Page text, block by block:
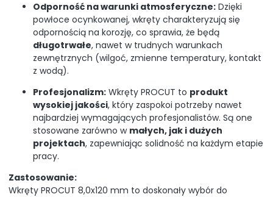
Odporność na warunki atmosferyczne: Dzięki
powłoce ocynkowanej, wkręty charakteryzują się
odpornością na korozję, co sprawia, że będą
długotrwałe, nawet w trudnych warunkach
zewnętrznych (wilgoć, zmienne temperatury, kontakt
z wodą).
Profesjonalizm: Wkręty PROCUT to produkt
wysokiej jakości, który zaspokoi potrzeby nawet
najbardziej wymagających profesjonalistów. Są one
stosowane zarówno w małych, jak i dużych
projektach, zapewniając solidność na każdym etapie
pracy.
Zastosowanie:
Wkręty PROCUT 8,0x120 mm to doskonały wybór do